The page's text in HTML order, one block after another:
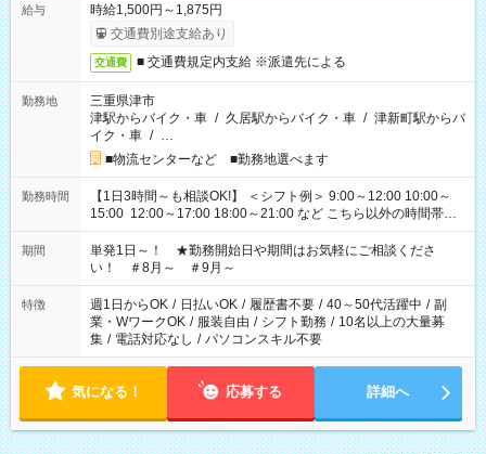
給与
時給1,500円～1,875円
交通費別途支給あり
交通費 ■ 交通費規定内支給 ※派遣先による
勤務地
三重県津市
津駅からバイク・車 / 久居駅からバイク・車 / 津新町駅からバ
イク・車 / …
■物流センターなど ■勤務地選べます
勤務時間
【1日3時間～も相談OK!】 ＜シフト例＞ 9:00～12:00 10:00～
15:00 12:00～17:00 18:00～21:00 など こちら以外の時間帯も
お気軽にご相談ください！
期間
単発1日～！ ★勤務開始日や期間はお気軽にご相談くださ
い！ ＃8月～ ＃9月～
特徴 週1日からOK / 日払いOK / 履歴書不要 / 40～50代活躍中 / 副
業・WワークOK / 服装自由 / シフト勤務 / 10名以上の大量募
集 / 電話対応なし / パソコンスキル不要
気になる！ 応募する 詳細へ